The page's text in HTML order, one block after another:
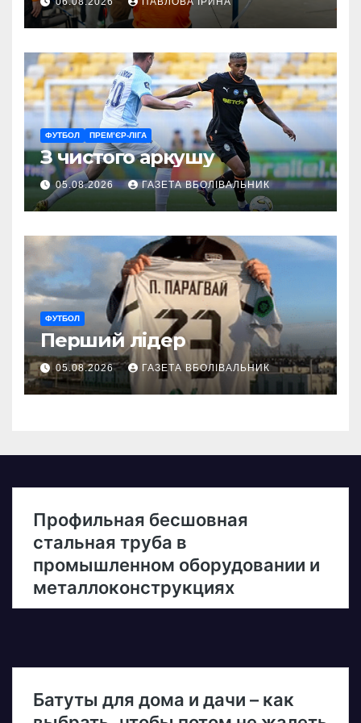
ГАРТ 2026 – як долучитися
ветеранам
ФУТБОЛ ПРЕМ’ЄР-ЛІГА
З чистого аркушу
05.08.2026 ГАЗЕТА ВБОЛІВАЛЬНИК
ФУТБОЛ
Перший лідер
05.08.2026 ГАЗЕТА ВБОЛІВАЛЬНИК